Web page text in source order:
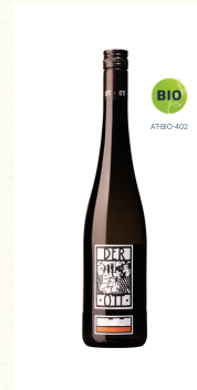
AT-BIO-402